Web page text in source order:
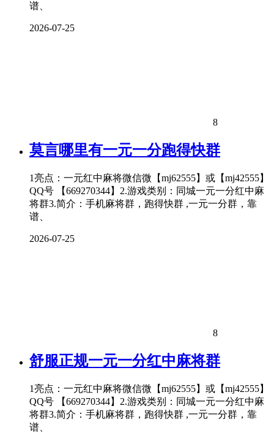
谱、
2026-07-25
8
莫言哪里有一元一分跑得快群
1亮点：一元红中麻将微信微【mj62555】或【mj42555】
QQ号 【669270344】2.游戏类别：同城一元一分红中麻
将群3.简介：手机麻将群，跑得快群 ,一元一分群，靠
谱、
2026-07-25
8
舒服正规一元一分红中麻将群
1亮点：一元红中麻将微信微【mj62555】或【mj42555】
QQ号 【669270344】2.游戏类别：同城一元一分红中麻
将群3.简介：手机麻将群，跑得快群 ,一元一分群，靠
谱、